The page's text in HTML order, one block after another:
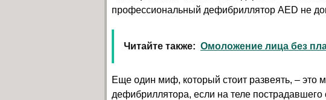
профессиональный дефибриллятор AED не
Читайте также: Омоложение лица без
Еще один миф, который стоит развеять, – это
дефибриллятора, если на теле